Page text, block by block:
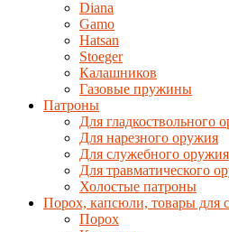
Diana
Gamo
Hatsan
Stoeger
Калашников
Газовые пружины
Патроны
Для гладкоствольного
Для нарезного оружия
Для служебного оружия
Для травматического
Холостые патроны
Порох, капсюли, товары для
Порох